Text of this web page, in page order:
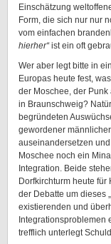
Einschätzung
Form, die sich nur nur
vom einfachen
hierher“ist ein oft
Wer aber legt bitte in
Europas heute fest,
der Moschee, der
in Braunschweig?
begründeten
gewordener
auseinandersetzen
Moschee noch ein
Integration. Beide
Dorfkirchturm heute
der Debatte um dieses
existierenden und
Integrationsproblemen
trefflich unterlegt